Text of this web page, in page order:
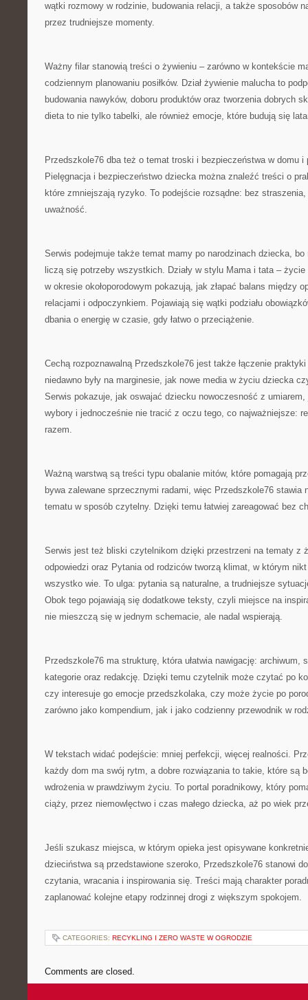
wątki rozmowy w rodzinie, budowania relacji, a także sposobów
przez trudniejsze momenty.
Ważny filar stanowią treści o żywieniu – zarówno w kontekście
codziennym planowaniu posiłków. Dział żywienie malucha to
budowania nawyków, doboru produktów oraz tworzenia dobrych
dieta to nie tylko tabelki, ale również emocje, które budują się
Przedszkole76 dba też o temat troski i bezpieczeństwa w domu i
Pielęgnacja i bezpieczeństwo dziecka można znaleźć treści o
które zmniejszają ryzyko. To podejście rozsądne: bez
uważność.
Serwis podejmuje także temat mamy po narodzinach dziecka,
liczą się potrzeby wszystkich. Działy w stylu Mama i tata –
w okresie okołoporodowym pokazują, jak złapać balans między
relacjami i odpoczynkiem. Pojawiają się wątki podziału
dbania o energię w czasie, gdy łatwo o przeciążenie.
Cechą rozpoznawalną Przedszkole76 jest także łączenie
niedawno były na marginesie, jak nowe media w życiu dziecka
Serwis pokazuje, jak oswajać dziecku nowoczesność z
wybory i jednocześnie nie tracić z oczu tego, co najważniejsze:
razem.
Ważną warstwą są treści typu obalanie mitów, które pomagają
bywa zalewane sprzecznymi radami, więc Przedszkole76 stawia
tematu w sposób czytelny. Dzięki temu łatwiej zareagować bez
Serwis jest też bliski czytelnikom dzięki przestrzeni na tematy z
odpowiedzi oraz Pytania od rodziców tworzą klimat, w którym
wszystko wie. To ulga: pytania są naturalne, a trudniejsze
Obok tego pojawiają się dodatkowe teksty, czyli miejsce na
nie mieszczą się w jednym schemacie, ale nadal wspierają.
Przedszkole76 ma strukturę, która ułatwia nawigację: archiwum,
kategorie oraz redakcję. Dzięki temu czytelnik może czytać po
czy interesuje go emocje przedszkolaka, czy może życie po
zarówno jako kompendium, jak i jako codzienny przewodnik w
W tekstach widać podejście: mniej perfekcji, więcej realności.
każdy dom ma swój rytm, a dobre rozwiązania to takie, które są
wdrożenia w prawdziwym życiu. To portal poradnikowy, który
ciąży, przez niemowlęctwo i czas małego dziecka, aż po wiek
Jeśli szukasz miejsca, w którym opieka jest opisywane
dzieciństwa są przedstawione szeroko, Przedszkole76 stanowi
czytania, wracania i inspirowania się. Treści mają charakter
zaplanować kolejne etapy rodzinnej drogi z większym spokojem.
CATEGORIES: RECYKLING I ZERO WASTE W OGRODZIE
Comments are closed.